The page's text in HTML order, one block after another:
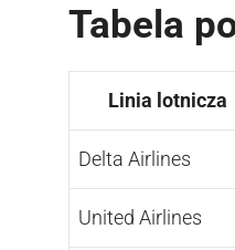
Tabela
Linia lotnicza
Delta Airlines
United Airlines